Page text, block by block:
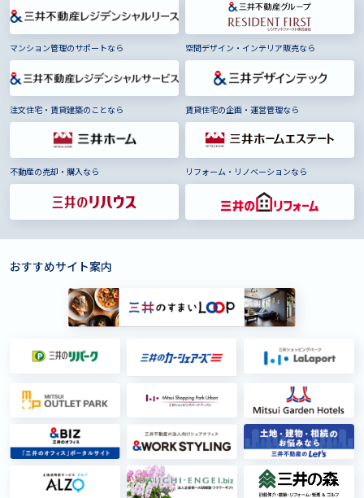
マンション管理のサポートなら 空間デザイン・インテリア販売なら
注文住宅・賃貸建築のことなら 賃貸住宅の企画・運営管理なら
不動産の売却・購入なら リフォーム・リノベーションなら
おすすめサイト案内